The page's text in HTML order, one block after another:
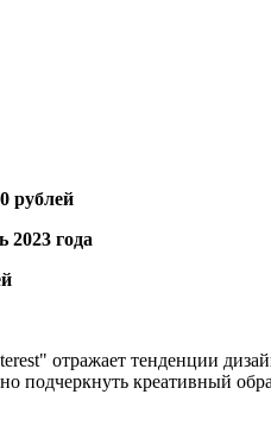
рублей
2023 года
отражает тенденции
подчеркнуть креативный